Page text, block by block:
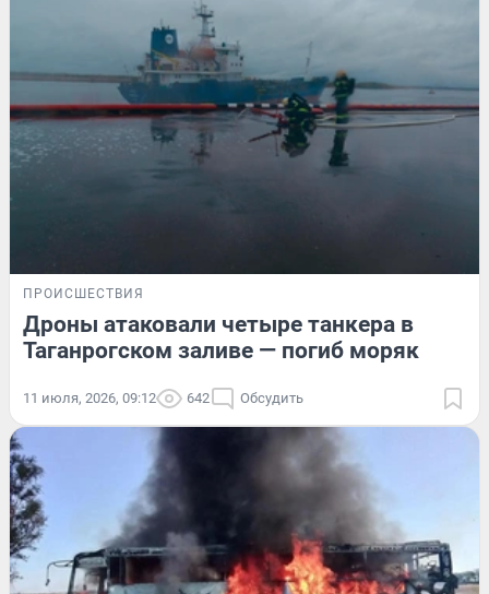
ПРОИСШЕСТВИЯ
Дроны атаковали четыре танкера в
Таганрогском заливе — погиб моряк
11 июля, 2026, 09:12 642 Обсудить